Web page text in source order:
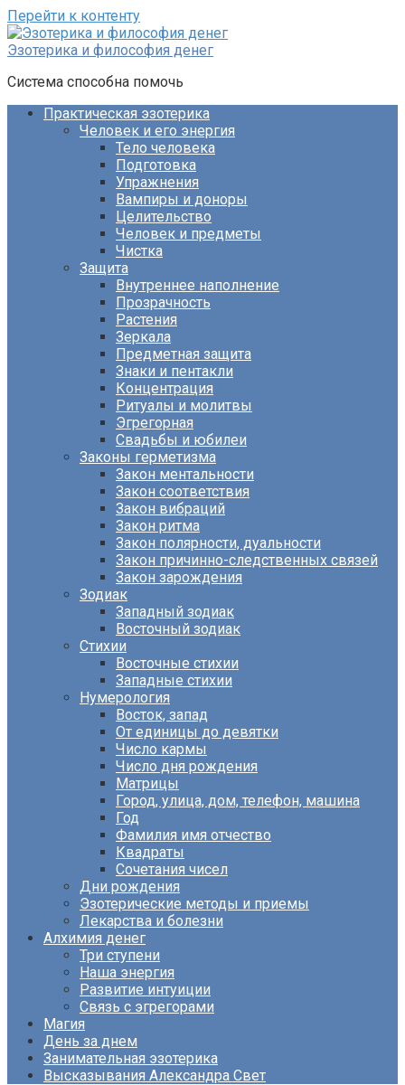
Перейти к контенту
Эзотерика и философия денег
Система способна помочь
Практическая эзотерика
Человек и его энергия
Тело человека
Подготовка
Упражнения
Вампиры и доноры
Целительство
Человек и предметы
Чистка
Защита
Внутреннее наполнение
Прозрачность
Растения
Зеркала
Предметная защита
Знаки и пентакли
Концентрация
Ритуалы и молитвы
Эгрегорная
Свадьбы и юбилеи
Законы герметизма
Закон ментальности
Закон соответствия
Закон вибраций
Закон ритма
Закон полярности, дуальности
Закон причинно-следственных связей
Закон зарождения
Зодиак
Западный зодиак
Восточный зодиак
Стихии
Восточные стихии
Западные стихии
Нумерология
Восток, запад
От единицы до девятки
Число кармы
Число дня рождения
Матрицы
Город, улица, дом, телефон, машина
Год
Фамилия имя отчество
Квадраты
Сочетания чисел
Дни рождения
Эзотерические методы и приемы
Лекарства и болезни
Алхимия денег
Три ступени
Наша энергия
Развитие интуиции
Связь с эгрегорами
Магия
День за днем
Занимательная эзотерика
Высказывания Александра Свет